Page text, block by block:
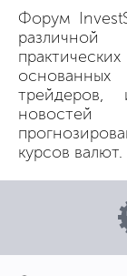
Форум
курсов валют.